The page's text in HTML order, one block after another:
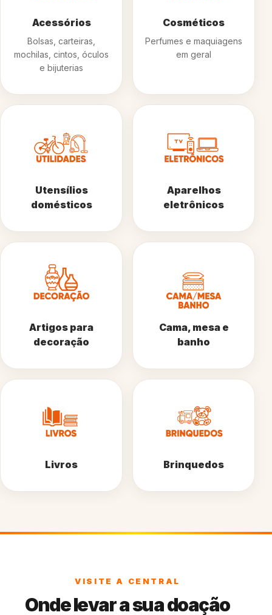
Acessórios
Bolsas, carteiras,
mochilas, cintos, óculos
e bijuterias
Cosméticos
Perfumes e maquiagens
em geral
Utensílios
domésticos
Aparelhos
eletrônicos
Artigos para
decoração
Cama, mesa e
banho
Livros Brinquedos
VISITE A CENTRAL
Onde levar a sua doação